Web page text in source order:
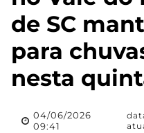
de SC
para
nesta
04/06/2026
09:41